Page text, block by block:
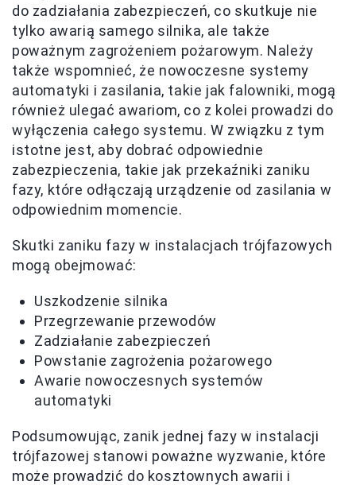
do zadziałania zabezpieczeń, co skutkuje nie
tylko awarią samego silnika, ale także
poważnym zagrożeniem pożarowym. Należy
także wspomnieć, że nowoczesne systemy
automatyki i zasilania, takie jak falowniki, mogą
również ulegać awariom, co z kolei prowadzi do
wyłączenia całego systemu. W związku z tym
istotne jest, aby dobrać odpowiednie
zabezpieczenia, takie jak przekaźniki zaniku
fazy, które odłączają urządzenie od zasilania w
odpowiednim momencie.
Skutki zaniku fazy w instalacjach trójfazowych
mogą obejmować:
Uszkodzenie silnika
Przegrzewanie przewodów
Zadziałanie zabezpieczeń
Powstanie zagrożenia pożarowego
Awarie nowoczesnych systemów
automatyki
Podsumowując, zanik jednej fazy w instalacji
trójfazowej stanowi poważne wyzwanie, które
może prowadzić do kosztownych awarii i